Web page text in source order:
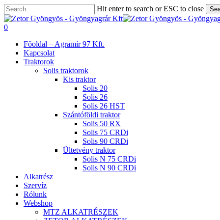
Skip
to
main
Hit enter to search or ESC to close
Close
Search
search
0
Főoldal – Agramír 97 Kft.
Kapcsolat
Traktorok
Solis traktorok
Kis traktor
Solis 20
Solis 26
Solis 26 HST
Szántóföldi traktor
Solis 50 RX
Solis 75 CRDi
Solis 90 CRDi
Ültetvény traktor
Solis N 75 CRDi
Solis N 90 CRDi
Alkatrész
Szervíz
Rólunk
Webshop
MTZ ALKATRÉSZEK